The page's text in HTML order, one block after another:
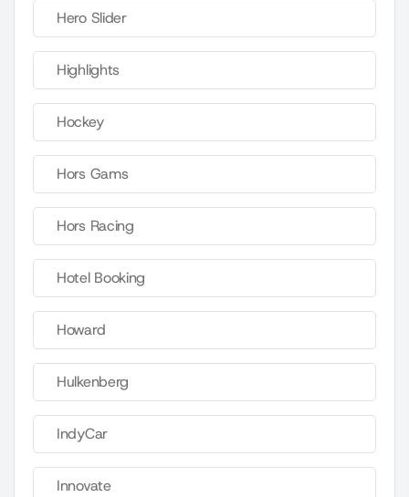
Hero Slider
Highlights
Hockey
Hors Gams
Hors Racing
Hotel Booking
Howard
Hulkenberg
IndyCar
Innovate